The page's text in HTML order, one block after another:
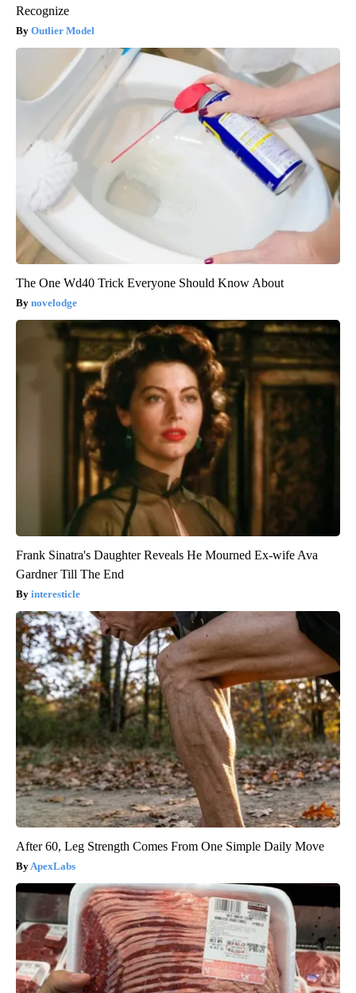
Recognize
Outlier Model
The One Wd40 Trick Everyone Should Know About
novelodge
Frank Sinatra's Daughter Reveals He Mourned Ex-wife Ava
Gardner Till The End
interesticle
After 60, Leg Strength Comes From One Simple Daily Move
ApexLabs